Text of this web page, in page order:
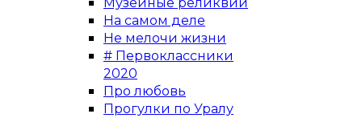
Музейные реликвии
На самом деле
Не мелочи жизни
# Первоклассники
2020
Про любовь
Прогулки по Уралу